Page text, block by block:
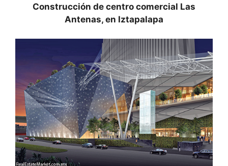
Construcción de centro comercial Las
Antenas, en Iztapalapa